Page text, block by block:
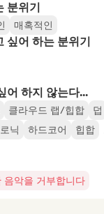
분위기
매혹적인
싶어 하는 분위기
어 하지 않는다...
클라우드 랩/힙합
덥
닉
하드코어 힙합
음악을 거부합니다